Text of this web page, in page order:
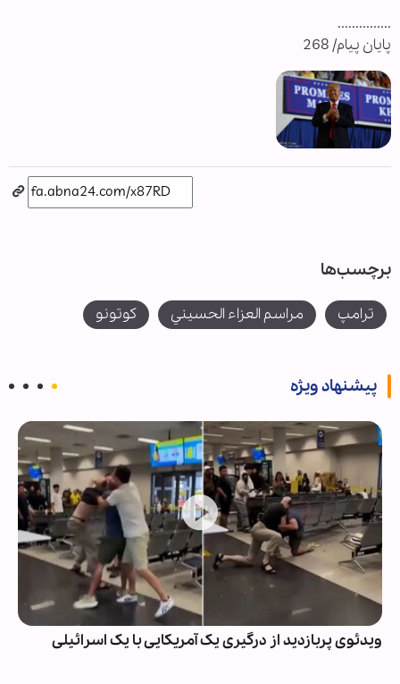
...............
پایان پیام/ 268
برچسب‌ها
ترامپ مراسم العزاء الحسيني كوتونو
پیشنهاد ویژه
ویدئوی پربازدید از درگیری یک آمریکایی با یک اسرائیلی